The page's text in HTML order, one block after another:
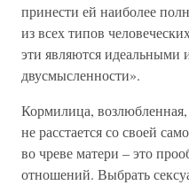
принести ей наиболее
из всех типов
эти являются
двусмысленности».
Кормилица, возлюбленная,
не расстается со своей
во чреве матери – это
отношений. Выбрать